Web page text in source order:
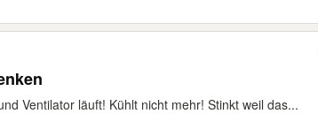
Ventilator läuft! Kühlt nicht mehr! Stinkt weil das...